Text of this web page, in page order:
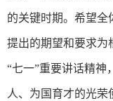
的关键时期。希望全
提出的期望和要求为
“七一”重要讲话精神
人、为国育才的光荣